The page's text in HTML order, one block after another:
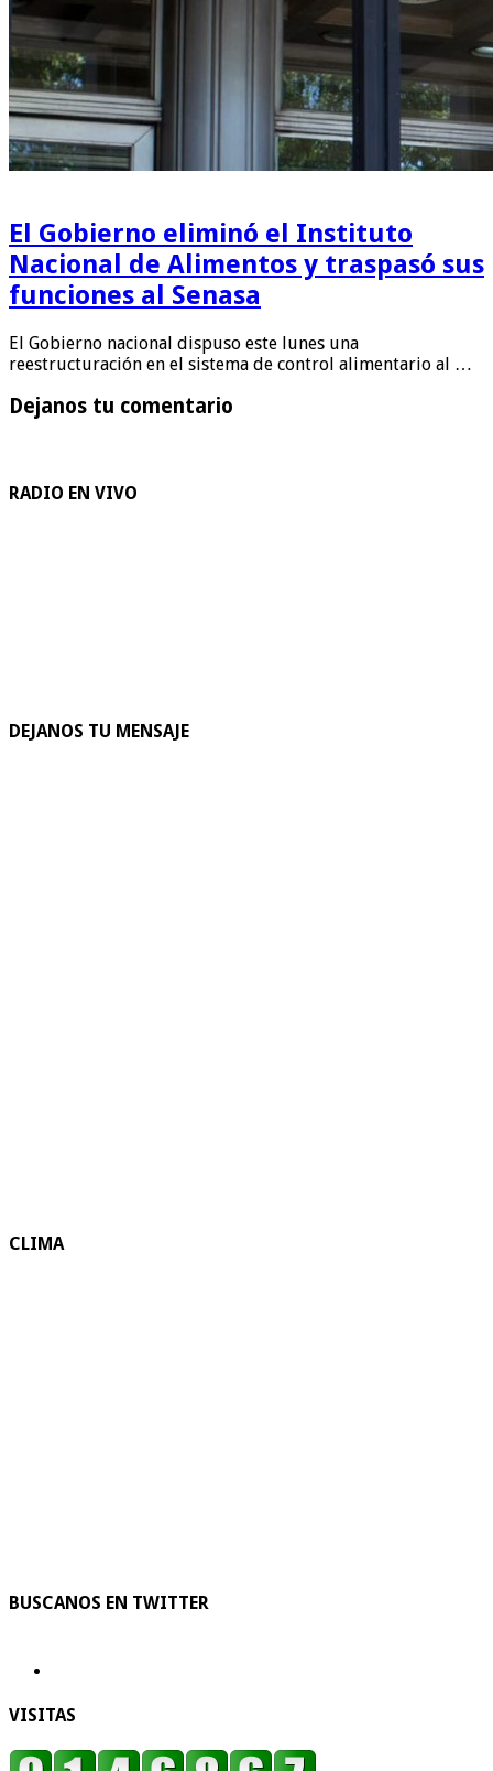
El Gobierno eliminó el Instituto
Nacional de Alimentos y traspasó sus
funciones al Senasa
El Gobierno nacional dispuso este lunes una
reestructuración en el sistema de control alimentario al …
Dejanos tu comentario
RADIO EN VIVO
DEJANOS TU MENSAJE
CLIMA
BUSCANOS EN TWITTER
VISITAS